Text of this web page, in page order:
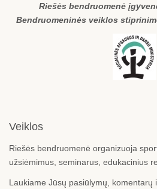
Riešės bendruomenė
Bendruomeninės veiklos
Veiklos
Riešės bendruomenė organizuoja
užsiėmimus, seminarus, edukacinius
Laukiame Jūsų pasiūlymų, komentarų